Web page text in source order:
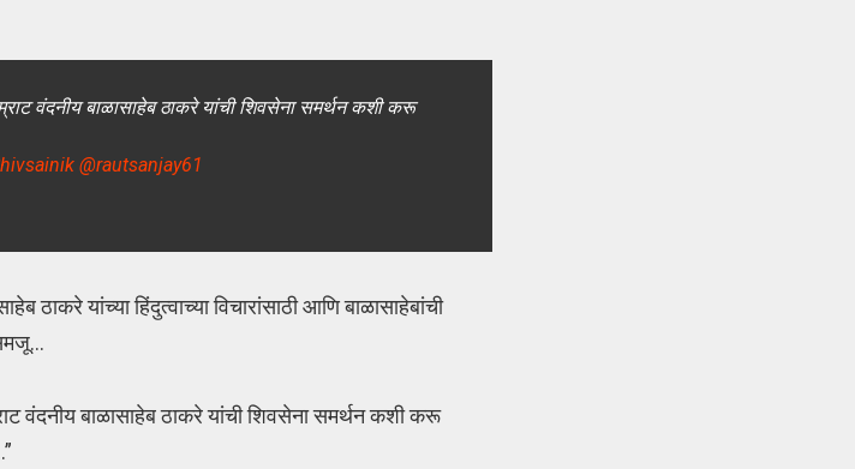
वंदनीय बाळासाहेब ठाकरे यांची शिवसेना समर्थन कशी करू
@rautsanjay61
यांच्या हिंदुत्वाच्या विचारांसाठी आणि बाळासाहेबांची
वंदनीय बाळासाहेब ठाकरे यांची शिवसेना समर्थन कशी करू